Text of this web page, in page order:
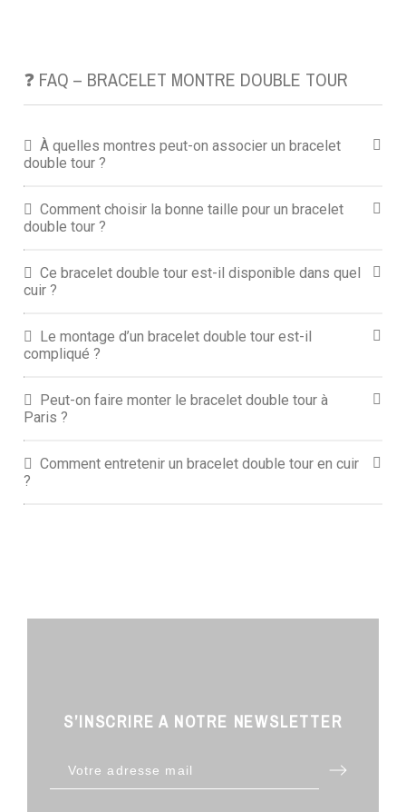
❓ FAQ – BRACELET MONTRE DOUBLE TOUR
À quelles montres peut-on associer un bracelet
double tour ?
Comment choisir la bonne taille pour un bracelet
double tour ?
Ce bracelet double tour est-il disponible dans quel
cuir ?
Le montage d’un bracelet double tour est-il
compliqué ?
Peut-on faire monter le bracelet double tour à
Paris ?
Comment entretenir un bracelet double tour en cuir
?
S’INSCRIRE A NOTRE NEWSLETTER